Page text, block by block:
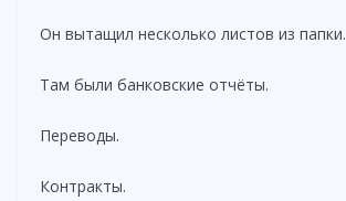
Он вытащил несколько листов из папки.
Там были банковские отчёты.
Переводы.
Контракты.